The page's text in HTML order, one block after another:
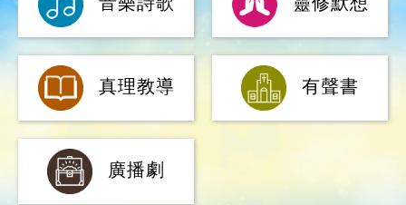
真理教導 有聲書
廣播劇